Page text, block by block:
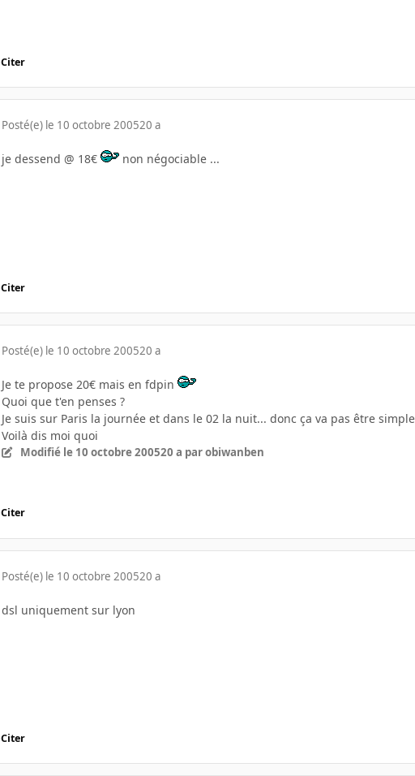
Citer
Posté(e) le 10 octobre 200520 a
je dessend @ 18€ non négociable ...
Citer
Posté(e) le 10 octobre 200520 a
Je te propose 20€ mais en fdpin
Quoi que t'en penses ?
Je suis sur Paris la journée et dans le 02 la nuit... donc ça va pas être
Voilà dis moi quoi
Modifié le 10 octobre 200520 a par obiwanben
Citer
Posté(e) le 10 octobre 200520 a
dsl uniquement sur lyon
Citer